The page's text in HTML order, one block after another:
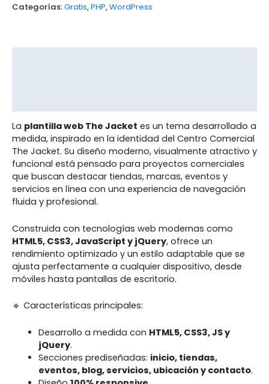
Categorías:Gratis,PHP,WordPress
La plantilla web The Jacket es un tema desarrollado a
medida, inspirado en la identidad del Centro Comercial
The Jacket. Su diseño moderno, visualmente atractivo y
funcional está pensado para proyectos comerciales
que buscan destacar tiendas, marcas, eventos y
servicios en línea con una experiencia de navegación
fluida y profesional.
Construida con tecnologías web modernas como
HTML5, CSS3, JavaScript y jQuery, ofrece un
rendimiento optimizado y un estilo adaptable que se
ajusta perfectamente a cualquier dispositivo, desde
móviles hasta pantallas de escritorio.
🔹 Características principales:
Desarrollo a medida con HTML5, CSS3, JS y
jQuery.
Secciones prediseñadas: inicio, tiendas,
eventos, blog, servicios, ubicación y contacto.